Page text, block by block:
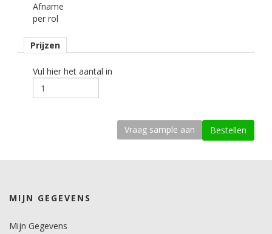
kenmerk belijming
vlak, licht gebogen.
Dikte
0,1.
Afname
per rol
Prijzen
Vul hier het aantal in
MIJN GEGEVENS
Mijn Gegevens